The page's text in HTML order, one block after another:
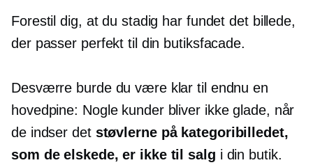
Forestil dig, at du stadig har fundet det billede,
der passer perfekt til din butiksfacade.
Desværre burde du være klar til endnu en
hovedpine: Nogle kunder bliver ikke glade, når
de indser det støvlerne på kategoribilledet,
som de elskede, er ikke til salg i din butik.